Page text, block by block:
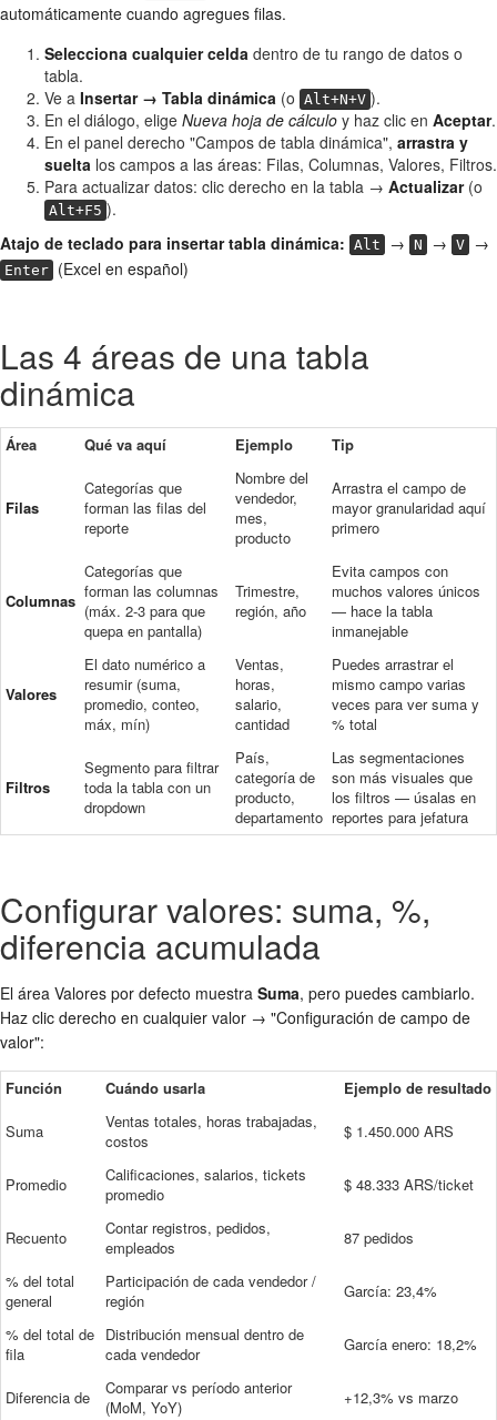
automáticamente cuando agregues filas.
Selecciona cualquier celda dentro de tu rango de datos o
tabla.
Ve a Insertar → Tabla dinámica (o Alt+N+V ).
En el diálogo, elige Nueva hoja de cálculo y haz clic en Aceptar.
En el panel derecho "Campos de tabla dinámica", arrastra y
suelta los campos a las áreas: Filas, Columnas, Valores, Filtros.
Para actualizar datos: clic derecho en la tabla → Actualizar(o
Alt+F5 ).
Atajo de teclado para insertar tabla dinámica: Alt → N → V →
Enter (Excel en español)
Las 4 áreas de una tabla
dinámica
Área Qué va aquí Ejemplo Tip
Filas
Categorías que
forman las filas del
reporte
Nombre del
vendedor,
mes,
producto
Arrastra el campo de
mayor granularidad aquí
primero
Columnas
Categorías que
forman las columnas
(máx. 2-3 para que
quepa en pantalla)
Trimestre,
región, año
Evita campos con
muchos valores únicos
— hace la tabla
inmanejable
Valores
El dato numérico a
resumir (suma,
promedio, conteo,
máx, mín)
Ventas,
horas,
salario,
cantidad
Puedes arrastrar el
mismo campo varias
veces para ver suma y
% total
Filtros
Segmento para filtrar
toda la tabla con un
dropdown
País,
categoría de
producto,
departamento
Las segmentaciones
son más visuales que
los filtros — úsalas en
reportes para jefatura
Configurar valores: suma, %,
diferencia acumulada
El área Valores por defecto muestra Suma, pero puedes cambiarlo.
Haz clic derecho en cualquier valor → "Configuración de campo de
valor":
Función Cuándo usarla Ejemplo de resultado
Suma
Ventas totales, horas trabajadas,
costos
$ 1.450.000 ARS
Promedio
Calificaciones, salarios, tickets
promedio
$ 48.333 ARS/ticket
Recuento
Contar registros, pedidos,
empleados
87 pedidos
% del total
general
Participación de cada vendedor /
región
García: 23,4%
% del total de
fila
Distribución mensual dentro de
cada vendedor
García enero: 18,2%
Diferencia de
Comparar vs período anterior
(MoM, YoY)
+12,3% vs marzo